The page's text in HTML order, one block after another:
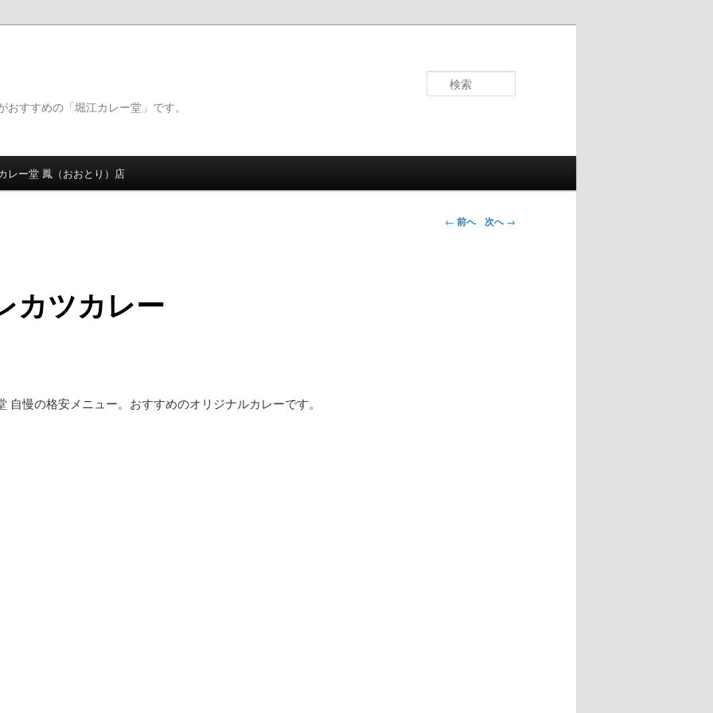
すすめの「堀江カレー堂」です。
レー堂 鳳（おおとり）店
投稿ナビゲ
← 前へ 次へ→
カツカレー
自慢の格安メニュー。おすすめのオリジナルカレーです。